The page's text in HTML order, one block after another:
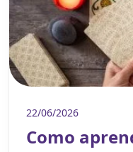
22/06/2026
Como